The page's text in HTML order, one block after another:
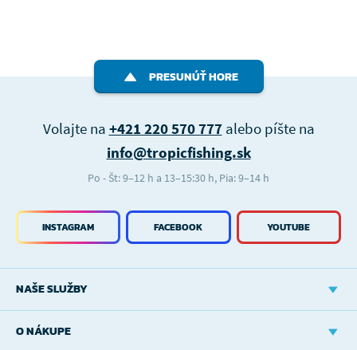
PRESUNÚŤ HORE
NAŠE SLUŽBY
O NÁKUPE
INSTAGRAM FACEBOOK YOUTUBE
Volajte na +421 220 570 777alebo píšte na
info@tropicfishing.sk
Po - Št: 9–12 h a 13–15:30 h, Pia: 9–14 h